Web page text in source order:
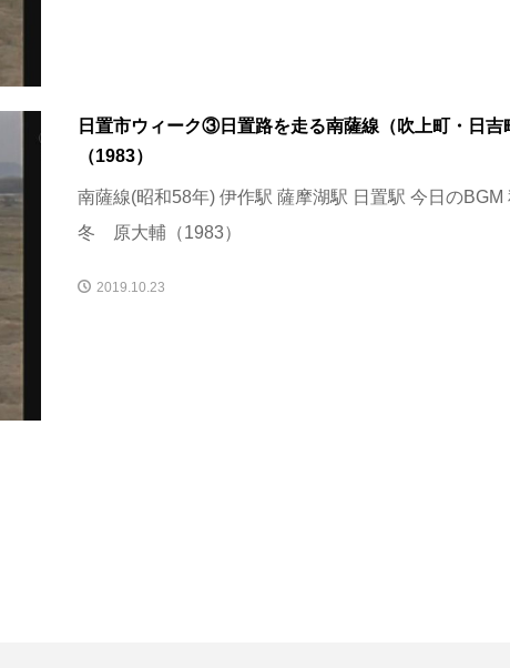
日置市ウィーク③日置路を走る南薩線（吹上町・日吉
（1983）
南薩線(昭和58年) 伊作駅 薩摩湖駅 日置駅 今日のBGM
冬 原大輔（1983）
2019.10.23